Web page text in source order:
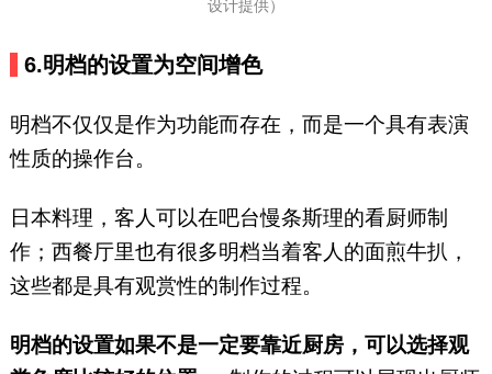
设计提供）
6.明档的设置为空间增色
明档不仅仅是作为功能而存在，而是一个具有表演
性质的操作台。
日本料理，客人可以在吧台慢条斯理的看厨师制
作；西餐厅里也有很多明档当着客人的面煎牛扒，
这些都是具有观赏性的制作过程。
明档的设置如果不是一定要靠近厨房，可以选择观